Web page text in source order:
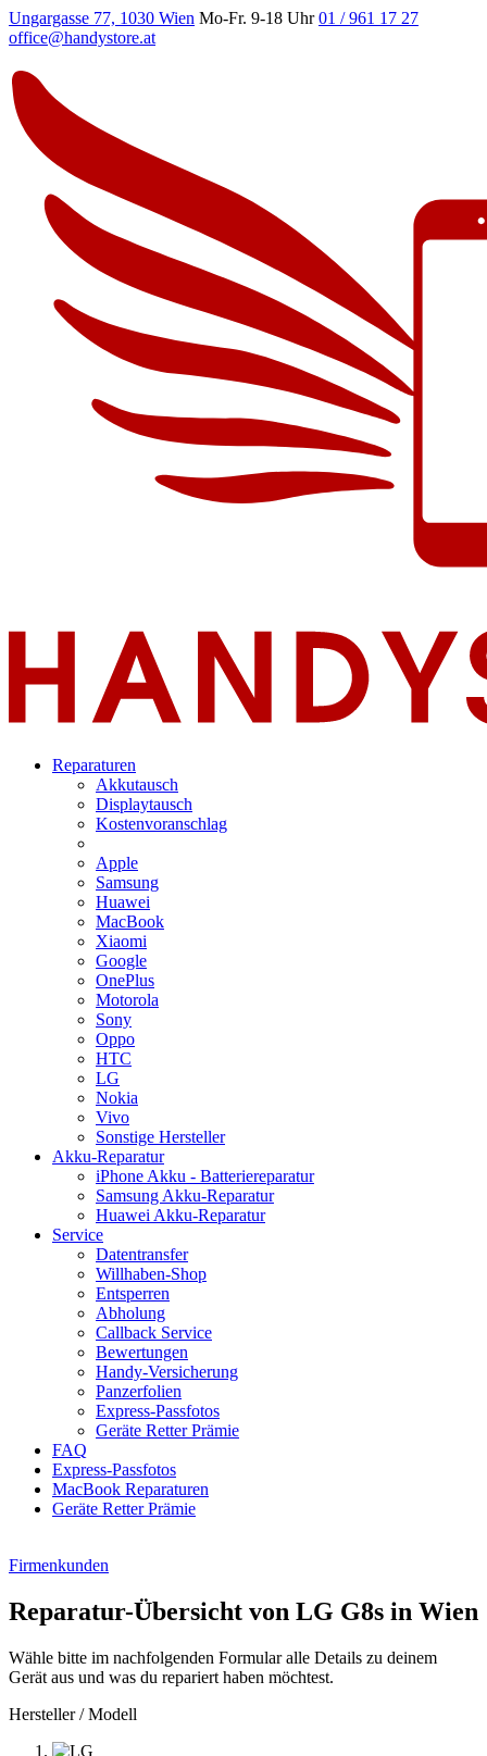
Ungargasse 77, 1030 Wien Mo-Fr. 9-18 Uhr 01 / 961 17 27
office@handystore.at
Reparaturen
Akkutausch
Displaytausch
Kostenvoranschlag
Apple
Samsung
Huawei
MacBook
Xiaomi
Google
OnePlus
Motorola
Sony
Oppo
HTC
LG
Nokia
Vivo
Sonstige Hersteller
Akku-Reparatur
iPhone Akku - Batteriereparatur
Samsung Akku-Reparatur
Huawei Akku-Reparatur
Service
Datentransfer
Willhaben-Shop
Entsperren
Abholung
Callback Service
Bewertungen
Handy-Versicherung
Panzerfolien
Express-Passfotos
Geräte Retter Prämie
FAQ
Express-Passfotos
MacBook Reparaturen
Geräte Retter Prämie
Firmenkunden
Reparatur-Übersicht von LG G8s in Wien
Wähle bitte im nachfolgenden Formular alle Details zu deinem
Gerät aus und was du repariert haben möchtest.
Hersteller / Modell